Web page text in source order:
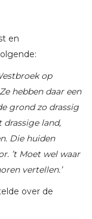
en
op
hebben daar een
grond zo drassig
land,
Die huiden
’t Moet wel waar
vertellen.’
over de